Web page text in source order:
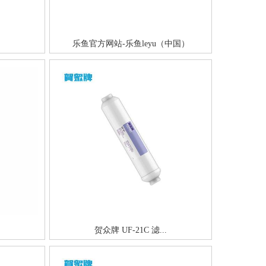
乐鱼官方网站-乐鱼leyu（中国）
贺众牌 UF-21C 滤...